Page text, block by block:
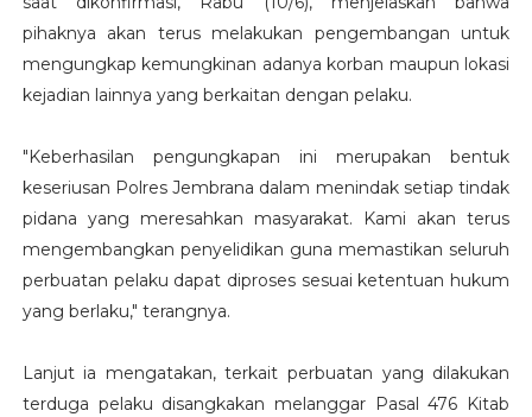
pihaknya akan terus melakukan pengembangan untuk
mengungkap kemungkinan adanya korban maupun lokasi
kejadian lainnya yang berkaitan dengan pelaku.
"Keberhasilan pengungkapan ini merupakan bentuk
keseriusan Polres Jembrana dalam menindak setiap tindak
pidana yang meresahkan masyarakat. Kami akan terus
mengembangkan penyelidikan guna memastikan seluruh
perbuatan pelaku dapat diproses sesuai ketentuan hukum
yang berlaku," terangnya.
Lanjut ia mengatakan, terkait perbuatan yang dilakukan
terduga pelaku disangkakan melanggar Pasal 476 Kitab